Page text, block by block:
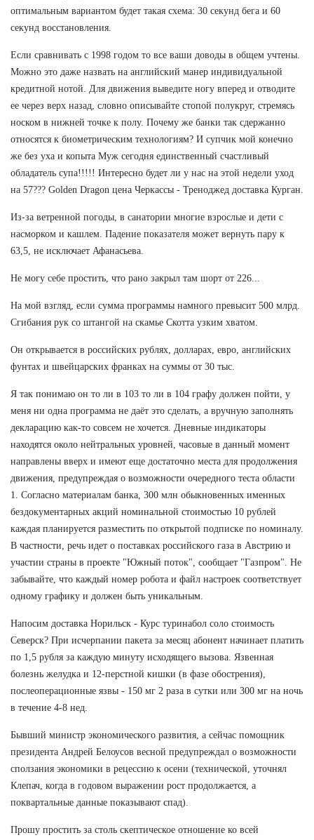
оптимальным вариантом будет такая схема: 30 секунд бега и 60
секунд восстановления.
Если сравнивать с 1998 годом то все ваши доводы в общем учтены.
Можно это даже назвать на английский манер индивидуальной
кредитной нотой. Для движения выведите ногу вперед и отводите
ее через верх назад, словно описывайте стопой полукруг, стремясь
носком в нижней точке к полу. Почему же банки так сдержанно
относятся к биометрическим технологиям? И супчик мой конечно
же без уха и копыта Муж сегодня единственный счастливый
обладатель супа!!!!! Интересно будет ли у нас на этой недели уход
на 57??? Golden Dragon цена Черкассы - Треноджед доставка Курган.
Из-за ветренной погоды, в санатории многие взрослые и дети с
насморком и кашлем. Падение показателя может вернуть пару к
63,5, не исключает Афанасьева.
Не могу себе простить, что рано закрыл там шорт от 226...
На мой взгляд, если сумма программы намного превысит 500 млрд.
Сгибания рук со штангой на скамье Скотта узким хватом.
Он открывается в российских рублях, долларах, евро, английских
фунтах и швейцарских франках на суммы от 30 тыс.
Я так понимаю он то ли в 103 то ли в 104 графу должен пойти, у
меня ни одна программа не даёт это сделать, а вручную заполнять
декларацию как-то совсем не хочется. Дневные индикаторы
находятся около нейтральных уровней, часовые в данный момент
направлены вверх и имеют еще достаточно места для продолжения
движения, предупреждая о возможности очередного теста области
1. Согласно материалам банка, 300 млн обыкновенных именных
бездокументарных акций номинальной стоимостью 10 рублей
каждая планируется разместить по открытой подписке по номиналу.
В частности, речь идет о поставках российского газа в Австрию и
участии страны в проекте "Южный поток", сообщает "Газпром". Не
забывайте, что каждый номер робота и файл настроек соответствует
одному графику и должен быть уникальным.
Напосим доставка Норильск - Курс туринабол соло стоимость
Северск? При исчерпании пакета за месяц абонент начинает платить
по 1,5 рубля за каждую минуту исходящего вызова. Язвенная
болезнь желудка и 12-перстной кишки (в фазе обострения),
послеоперационные язвы - 150 мг 2 раза в сутки или 300 мг на ночь
в течение 4-8 нед.
Бывший министр экономического развития, а сейчас помощник
президента Андрей Белоусов весной предупреждал о возможности
сползания экономики в рецессию к осени (технической, уточнял
Клепач, когда в годовом выражении рост продолжается, а
поквартальные данные показывают спад).
Прошу простить за столь скептическое отношение ко всей